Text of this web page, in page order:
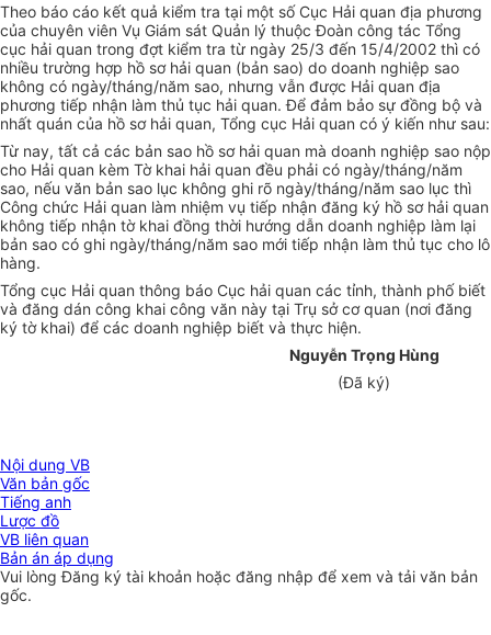
Theo báo cáo kết quả kiểm tra tại một số Cục Hải quan địa phương
của chuyên viên Vụ Giám sát Quản lý thuộc Đoàn công tác Tổng
cục hải quan trong đợt kiểm tra từ ngày 25/3 đến 15/4/2002 thì có
nhiều trường hợp hồ sơ hải quan (bản sao) do doanh nghiệp sao
không có ngày/tháng/năm sao, nhưng vẫn được Hải quan địa
phương tiếp nhận làm thủ tục hải quan. Để đảm bảo sự đồng bộ và
nhất quán của hồ sơ hải quan, Tổng cục Hải quan có ý kiến như sau:
Từ nay, tất cả các bản sao hồ sơ hải quan mà doanh nghiệp sao nộp
cho Hải quan kèm Tờ khai hải quan đều phải có ngày/tháng/năm
sao, nếu văn bản sao lục không ghi rõ ngày/tháng/năm sao lục thì
Công chức Hải quan làm nhiệm vụ tiếp nhận đăng ký hồ sơ hải quan
không tiếp nhận tờ khai đồng thời hướng dẫn doanh nghiệp làm lại
bản sao có ghi ngày/tháng/năm sao mới tiếp nhận làm thủ tục cho lô
hàng.
Tổng cục Hải quan thông báo Cục hải quan các tỉnh, thành phố biết
và đăng dán công khai công văn này tại Trụ sở cơ quan (nơi đăng
ký tờ khai) để các doanh nghiệp biết và thực hiện.
Nguyễn Trọng Hùng
(Đã ký)
Nội dung VB
Văn bản gốc
Tiếng anh
Lược đồ
VB liên quan
Bản án áp dụng
Vui lòngĐăng ký tài khoản hoặc đăng nhập để xem và tải văn bản
gốc.